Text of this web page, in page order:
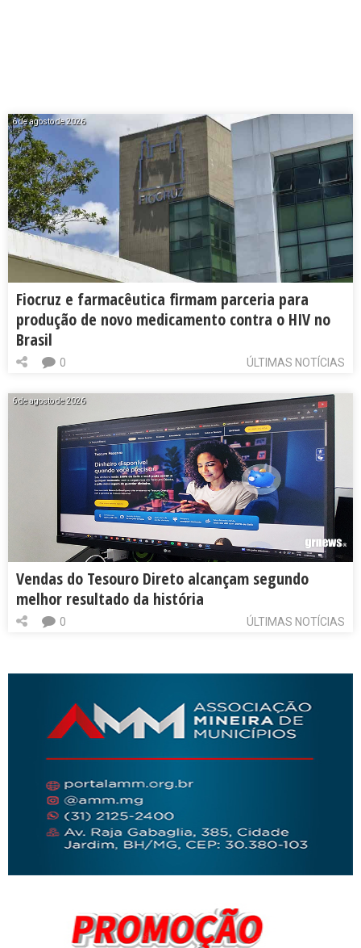
6 de agosto de 2026
Fiocruz e farmacêutica firmam parceria para
produção de novo medicamento contra o HIV no
Brasil
ÚLTIMAS NOTÍCIAS
0
6 de agosto de 2026
Vendas do Tesouro Direto alcançam segundo
melhor resultado da história
ÚLTIMAS NOTÍCIAS
0